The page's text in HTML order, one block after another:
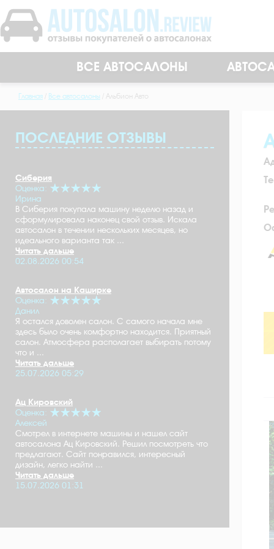
ВСЕ АВТОСАЛОНЫ
Главная Все автосалоны Альбион Авто
ПОСЛЕДНИЕ ОТЗЫВЫ
Сиберия
Оценка:
Ирина
В Сиберия покупала машину неделю назад и
сформулировала наконец свой отзыв. Искала
автосалон в течении нескольких месяцев, но
идеального варианта так ...
Читать дальше
02.08.2026 00:54
Автосалон на Каширке
Оценка:
Данил
Я остался доволен салон. С самого начала мне
здесь было очень комфортно находится. Приятный
салон. Атмосфера располагает выбирать потому
что и ...
Читать дальше
25.07.2026 05:29
Ац Кировский
Оценка:
Алексей
Смотрел в интернете машины и нашел сайт
автосалона Ац Кировский. Решил посмотреть что
предлагают. Сайт понравился, интересный
дизайн, легко найти ...
Читать дальше
15.07.2026 01:31